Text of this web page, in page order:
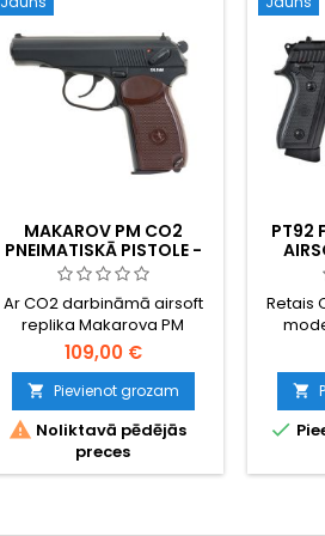
MAKAROV PM CO2
PNEIMATISKĀ PISTOLE -
PADOMJU AUKSTĀ KARA
IKONA - ŠAUJAMIEROCIS
Ar CO2 darbināmā airsoft
replika Makarova PM
(Pistoleta Makarova) -
Nikolaja Makarova
kompaktā pistole, kas no
1951. gada kalpoja kā
standarta ierocis Padomju
Savienības bruņotajos
spēkos, KGB un Varšavas
109,00 €
 Pievienot grozam
 Noliktavā pēdējās
preces
PT92
Retais
kg,

